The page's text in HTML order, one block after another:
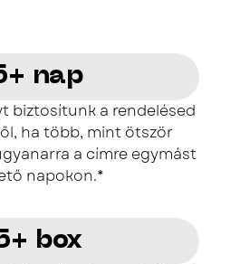
nap
biztosítunk a rendelésed
ha több, mint ötször
a címre egymást
napokon.*
box